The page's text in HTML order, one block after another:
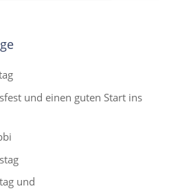
und einen guten Start ins
und